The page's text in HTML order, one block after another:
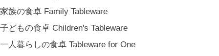
家族の食卓 Family Tableware
子どもの食卓 Children's Tableware
一人暮らしの食卓 Tableware for One